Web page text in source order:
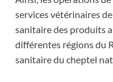
services vétérinaires
sanitaire des produits
différentes régions du
sanitaire du cheptel